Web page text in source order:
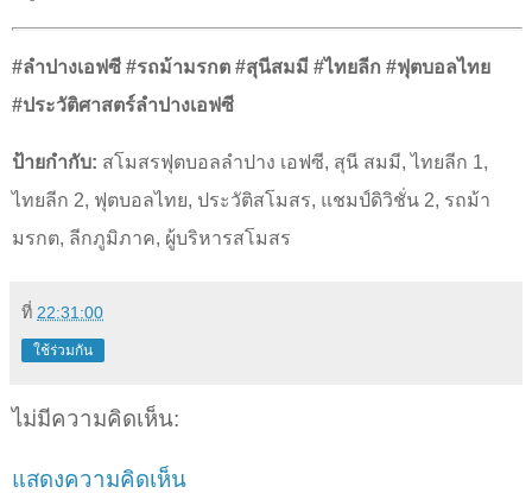
#ลำปางเอฟซี #รถม้ามรกต #สุนีสมมี #ไทยลีก #ฟุตบอลไทย
#ประวัติศาสตร์ลำปางเอฟซี
ป้ายกำกับ: สโมสรฟุตบอลลำปาง เอฟซี, สุนี สมมี,ไทยลีก 1,
ไทยลีก 2, ฟุตบอลไทย, ประวัติสโมสร, แชมป์ดิวิชั่น 2, รถม้า
มรกต, ลีกภูมิภาค, ผู้บริหารสโมสร
ที่ 22:31:00
ใช้ร่วมกัน
ไม่มีความคิดเห็น:
แสดงความคิดเห็น